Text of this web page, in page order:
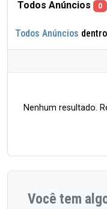
Todos Anúncios 0
Todos Anúncios dentro
Nenhum resultado.
Você tem